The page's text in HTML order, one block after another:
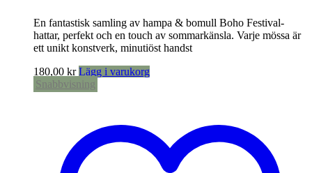
En fantastisk samling av hampa & bomull Boho Festival-
hattar, perfekt och en touch av sommarkänsla. Varje mössa är
ett unikt konstverk, minutiöst handst
180,00 kr Lägg i varukorg
Snabbvisning